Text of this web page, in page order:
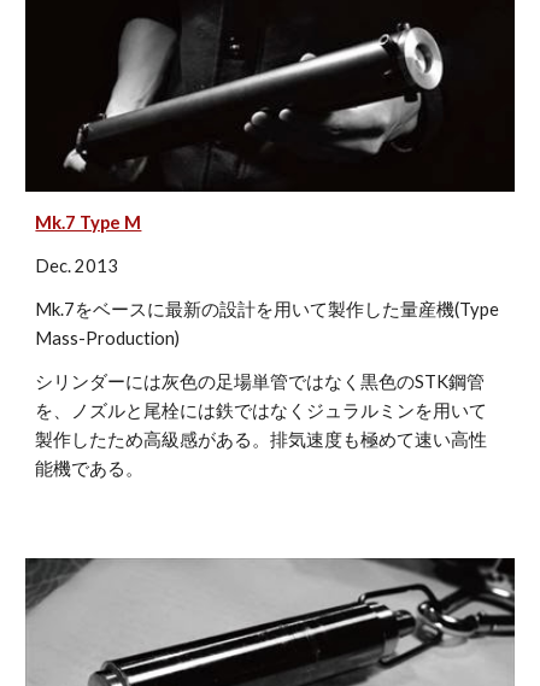
Mk.7 Type M
Dec. 2013
Mk.7をベースに最新の設計を用いて製作した量産機(Type
Mass-Production)
シリンダーには灰色の足場単管ではなく黒色のSTK鋼管
を、ノズルと尾栓には鉄ではなくジュラルミンを用いて
製作したため高級感がある。排気速度も極めて速い高性
能機である。